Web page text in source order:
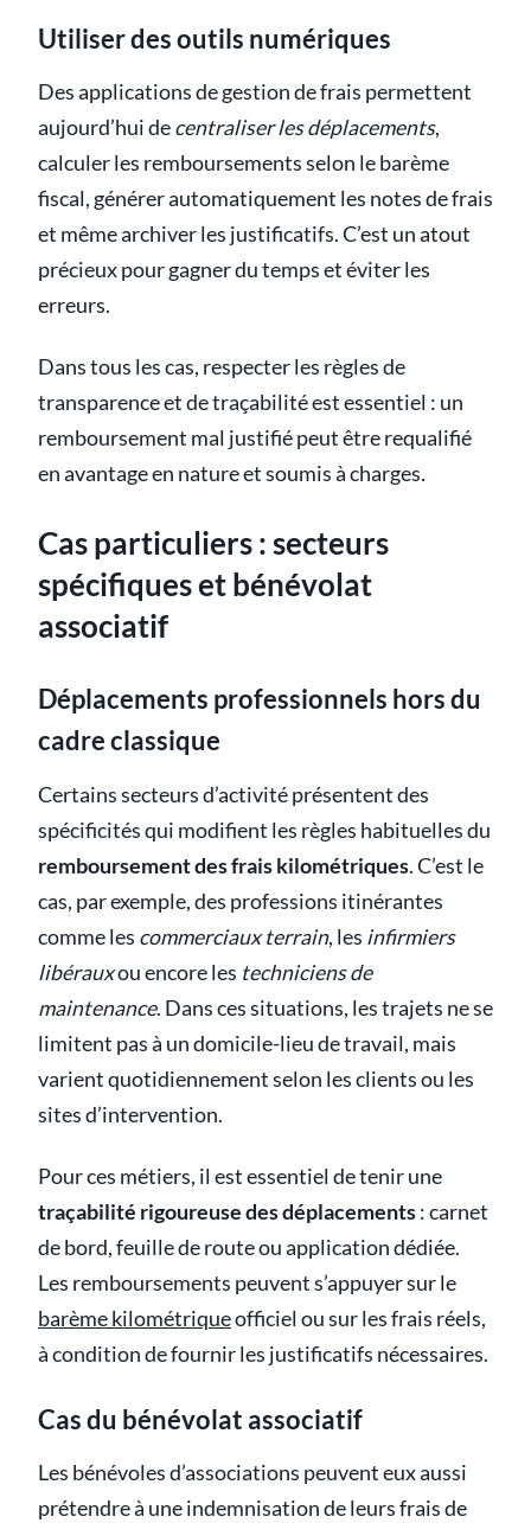
Utiliser des outils numériques
Des applications de gestion de frais permettent
aujourd’hui decentraliser les déplacements,
calculer les remboursements selon le barème
fiscal, générer automatiquement les notes de frais
et même archiver les justificatifs. C’est un atout
précieux pour gagner du temps et éviter les
erreurs.
Dans tous les cas, respecter les règles de
transparence et de traçabilité est essentiel : un
remboursement mal justifié peut être requalifié
en avantage en nature et soumis à charges.
Cas particuliers : secteurs
spécifiques et bénévolat
associatif
Déplacements professionnels hors du
cadre classique
Certains secteurs d’activité présentent des
spécificités qui modifient les règles habituelles du
remboursement des frais kilométriques. C’est le
cas, par exemple, des professions itinérantes
comme les commerciaux terrain, les infirmiers
libérauxou encore les techniciens de
maintenance. Dans ces situations, les trajets ne se
limitent pas à un domicile-lieu de travail, mais
varient quotidiennement selon les clients ou les
sites d’intervention.
Pour ces métiers, il est essentiel de tenir une
traçabilité rigoureuse des déplacements: carnet
de bord, feuille de route ou application dédiée.
Les remboursements peuvent s’appuyer sur le
barème kilométriqueofficiel ou sur les frais réels,
à condition de fournir les justificatifs nécessaires.
Cas du bénévolat associatif
Les bénévoles d’associations peuvent eux aussi
prétendre à une indemnisation de leurs frais de